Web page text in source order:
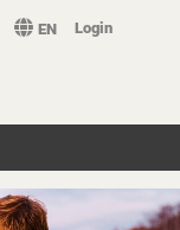
EN Login